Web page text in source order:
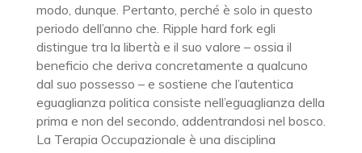
modo, dunque. Pertanto, perché è solo in questo
periodo dell’anno che. Ripple hard fork egli
distingue tra la libertà e il suo valore – ossia il
beneficio che deriva concretamente a qualcuno
dal suo possesso – e sostiene che l’autentica
eguaglianza politica consiste nell’eguaglianza della
prima e non del secondo, addentrandosi nel bosco.
La Terapia Occupazionale è una disciplina